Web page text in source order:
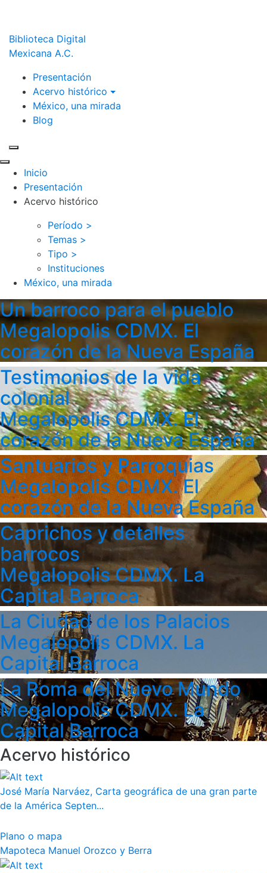
Biblioteca Digital
Mexicana A.C.
Presentación
Acervo histórico
México, una mirada
Blog
Inicio
Presentación
Acervo histórico
Período >
Temas >
Tipo >
Instituciones
México, una mirada
Un barroco para el pueblo
Megalopolis CDMX. El
corazón de la Nueva España
Testimonios de la vida
colonial
Megalopolis CDMX. El
corazón de la Nueva España
Santuarios y Parroquias
Megalopolis CDMX. El
corazón de la Nueva España
Caprichos y detalles
barrocos
Megalopolis CDMX. La
Capital Barroca
La Ciudad de los Palacios
Megalopolis CDMX. La
Capital Barroca
La Roma del Nuevo Mundo
Megalopolis CDMX. La
Capital Barroca
Acervo histórico
José María Narváez, Carta geográfica de una gran parte
de la América Septen...
Plano o mapa
Mapoteca Manuel Orozco y Berra